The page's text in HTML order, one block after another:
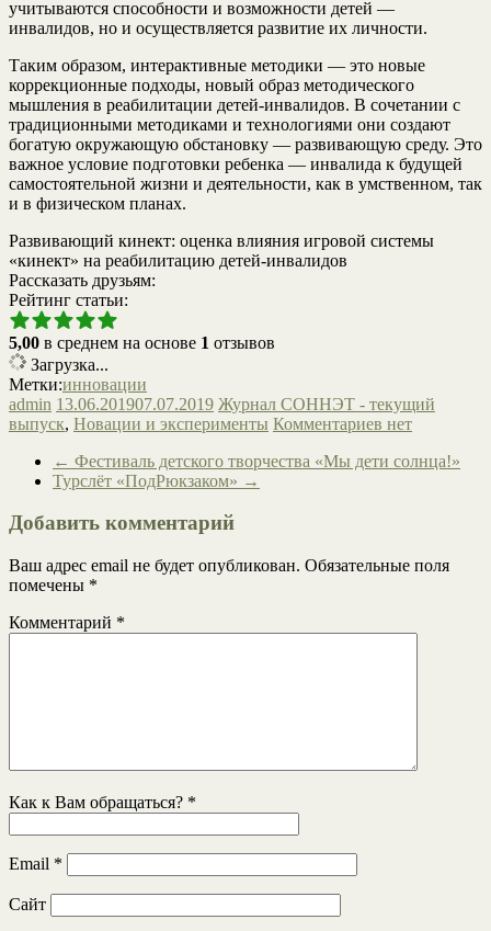
учитываются способности и возможности детей —
инвалидов, но и осуществляется развитие их личности.
Таким образом, интерактивные методики — это новые
коррекционные подходы, новый образ методического
мышления в реабилитации детей-инвалидов. В сочетании с
традиционными методиками и технологиями они создают
богатую окружающую обстановку — развивающую среду. Это
важное условие подготовки ребенка — инвалида к будущей
самостоятельной жизни и деятельности, как в умственном, так
и в физическом планах.
Развивающий кинект: оценка влияния игровой системы
«кинект» на реабилитацию детей-инвалидов
Рассказать друзьям:
Рейтинг статьи:
5,00 в среднем на основе 1 отзывов
Загрузка...
Метки:инновации
admin 13.06.201907.07.2019 Журнал СОННЭТ - текущий
выпуск, Новации и эксперименты Комментариев нет
← Фестиваль детского творчества «Мы дети солнца!»
Турслёт «ПодРюкзаком» →
Добавить комментарий
Ваш адрес email не будет опубликован. Обязательные поля
помечены *
Комментарий *
Как к Вам обращаться? *
Email *
Сайт